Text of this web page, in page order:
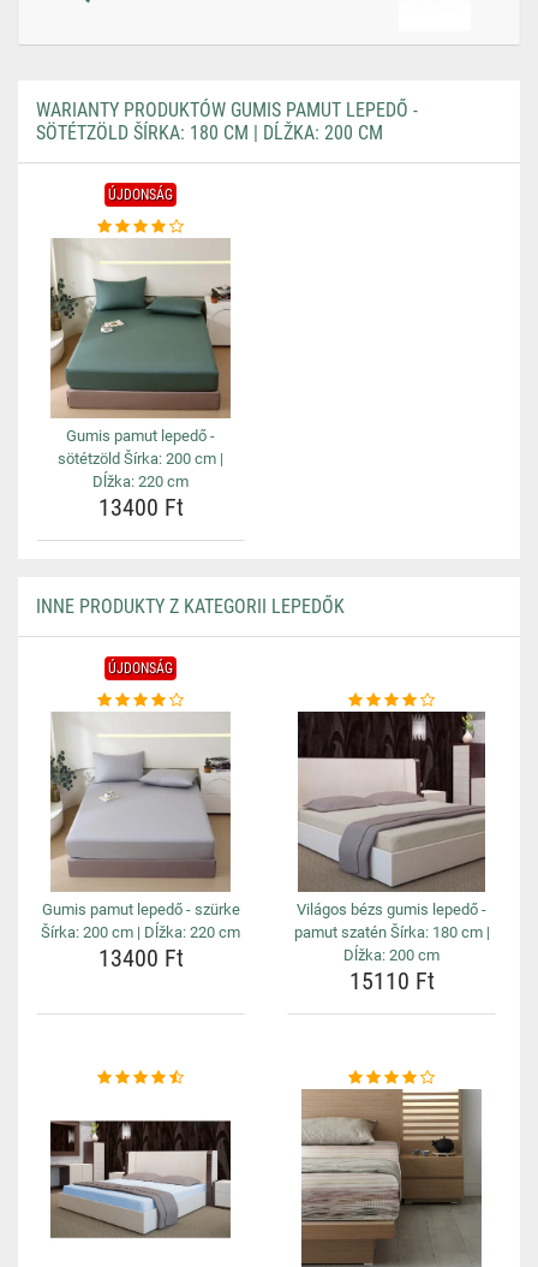
WARIANTY PRODUKTÓW GUMIS PAMUT LEPEDŐ -
SÖTÉTZÖLD ŠÍRKA: 180 CM | DĹŽKA: 200 CM
ÚJDONSÁG
Gumis pamut lepedő -
sötétzöld Šírka: 200 cm |
Dĺžka: 220 cm
13400 Ft
INNE PRODUKTY Z KATEGORII LEPEDŐK
ÚJDONSÁG
Gumis pamut lepedő - szürke
Šírka: 200 cm | Dĺžka: 220 cm
13400 Ft
Világos bézs gumis lepedő -
pamut szatén Šírka: 180 cm |
Dĺžka: 200 cm
15110 Ft